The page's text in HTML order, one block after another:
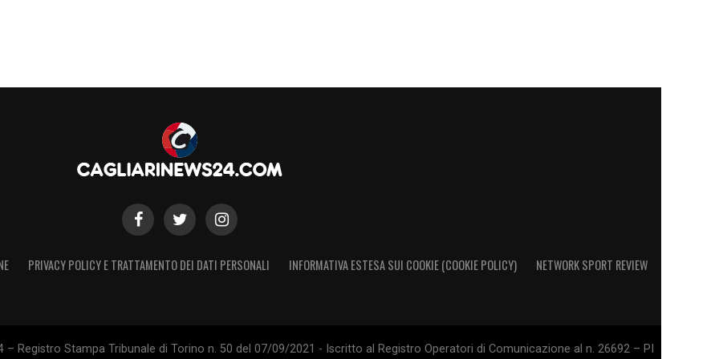
strutturale che ricalca appieno i
sono quelle del Besiktas
nazionali, estendendosi fino alle calde
PRIVACY POLICY E TRATTAMENTO DEI DATI PERSONALI INFORMATIVA ESTESA SUI COOKIE (COOKIE POLICY) NETWORK SPORT REVIEW
Registro Stampa Tribunale di Torino n. 50 del 07/09/2021 - Iscritto al Registro Operatori di Comunicazione al n. 26692 – PI